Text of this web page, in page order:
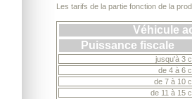
Les tarifs de la partie fonction de la
Véhicule
Puissance fiscale
jusqu'à 3
de 4 à 6
de 7 à 10
de 11 à 15